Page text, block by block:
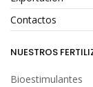
Contactos
NUESTROS
Bioestimulantes